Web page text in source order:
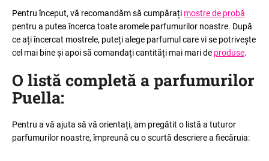
Pentru început, vă recomandăm să cumpărați mostre de probă
pentru a putea încerca toate aromele parfumurilor noastre. După
ce ați încercat mostrele, puteți alege parfumul care vi se potrivește
cel mai bine și apoi să comandați cantități mai mari de produse.
O listă completă a parfumurilor
Puella:
Pentru a vă ajuta să vă orientați, am pregătit o listă a tuturor
parfumurilor noastre, împreună cu o scurtă descriere a fiecăruia: